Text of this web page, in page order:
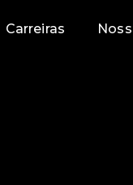
Carreiras